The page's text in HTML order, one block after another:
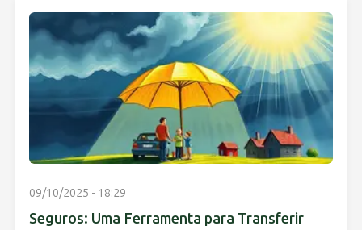
09/10/2025 - 18:29
Seguros: Uma Ferramenta para Transferir